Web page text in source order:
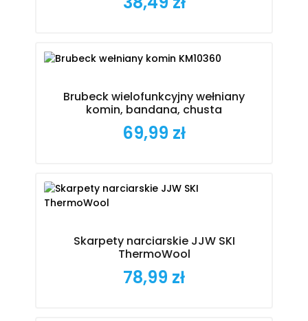
Brubeck wielofunkcyjny wełniany
komin, bandana, chusta
Cena
69,99 zł
Skarpety narciarskie JJW SKI
ThermoWool
Cena
78,99 zł